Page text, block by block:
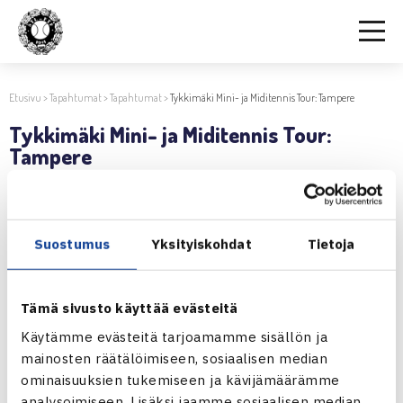
Suostumus Yksityiskohdat Tietoja
Tämä sivusto käyttää evästeitä
Käytämme evästeitä tarjoamamme sisällön ja
mainosten räätälöimiseen, sosiaalisen median
ominaisuuksien tukemiseen ja kävijämäärämme
Etusivu >Tapahtumat>Tapahtumat>Tykkimäki Mini- ja Miditennis Tour: Tampere
Tykkimäki Mini- ja Miditennis Tour:
Tampere
Jaa:
← Edellinen
Seuraava uutinen: Tykkimäki Mini- ja… →